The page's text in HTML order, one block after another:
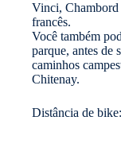
Vinci, Chambord
francês.
Você também
parque, antes de
caminhos
Chitenay.
Distância de